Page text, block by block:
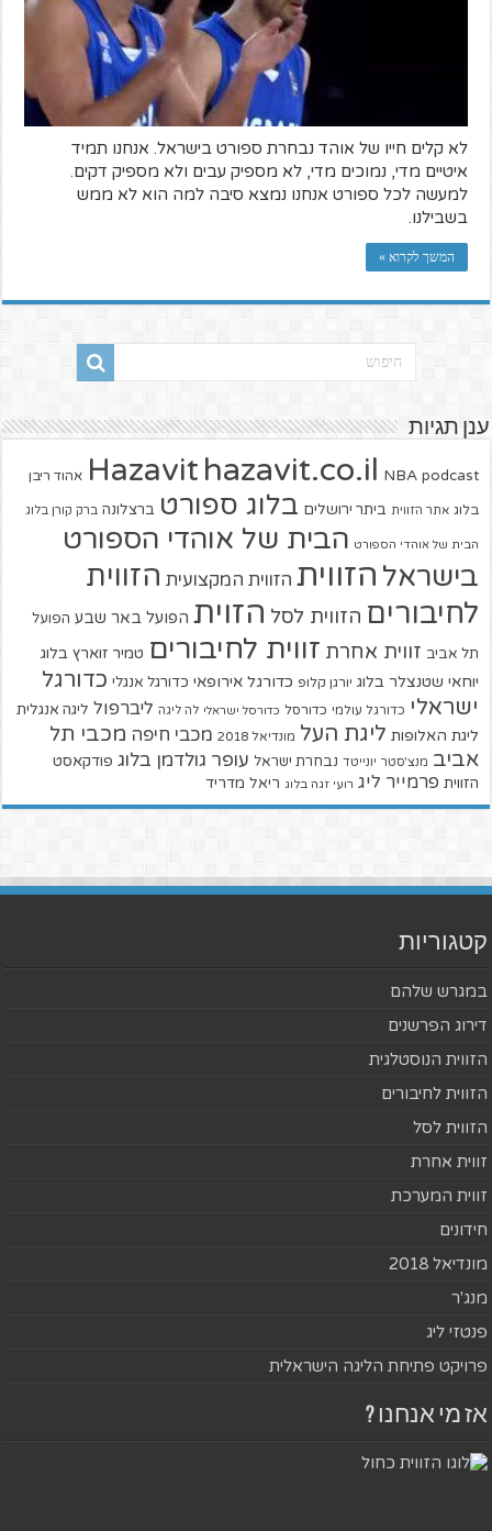
לא קלים חייו של אוהד נבחרת ספורט בישראל. אנחנו תמיד
איטיים מדי, נמוכים מדי, לא מספיק עבים ולא מספיק דקים.
למעשה לכל ספורט אנחנו נמצא סיבה למה הוא לא ממש
בשבילנו.
המשך לקרוא »
ענן תגיות
Hazavit hazavit.co.il NBA podcast אהוד ריבן
בלוג אתר הזווית ביתר ירושלים בלוג ספורט ברצלונה ברק קורן בלוג
הבית של אוהדי הספורט הבית של אוהדי הספורט
בישראל הזווית הזווית המקצועית הזווית
לחיבורים הזווית לסל הזוית הפועל באר שבע הפועל
תל אביב זווית אחרת זווית לחיבורים טמיר זוארץ בלוג
יוחאי שטנצלר בלוג יורגן קלופ כדורגל אירופאי כדורגל אנגלי כדורגל
ישראלי כדורגל עולמי כדורסל כדורסל ישראלי לה ליגה ליברפול ליגה אנגלית
ליגת האלופות ליגת העל מונדיאל 2018 מכבי חיפה מכבי תל
אביב מנצ'סטר יונייטד נבחרת ישראל עופר גולדמן בלוג פודקאסט
הזווית פרמייר ליג רועי זגה בלוג ריאל מדריד
קטגוריות
במגרש שלהם
דירוג הפרשנים
הזווית הנוסטלגית
הזווית לחיבורים
הזווית לסל
זווית אחרת
זווית המערכת
חידונים
מונדיאל 2018
מנג'ר
פנטזי ליג
פרויקט פתיחת הליגה הישראלית
אז מי אנחנו ?